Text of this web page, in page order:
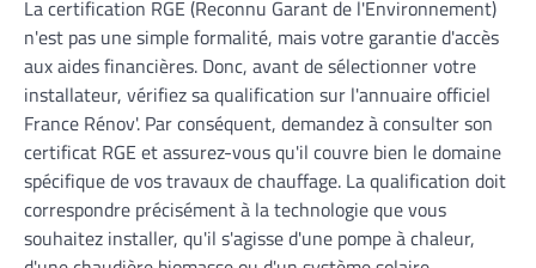
La certification RGE (Reconnu Garant de l'Environnement)
n'est pas une simple formalité, mais votre garantie d'accès
aux aides financières. Donc, avant de sélectionner votre
installateur, vérifiez sa qualification sur l'annuaire officiel
France Rénov'. Par conséquent, demandez à consulter son
certificat RGE et assurez-vous qu'il couvre bien le domaine
spécifique de vos travaux de chauffage. La qualification doit
correspondre précisément à la technologie que vous
souhaitez installer, qu'il s'agisse d'une pompe à chaleur,